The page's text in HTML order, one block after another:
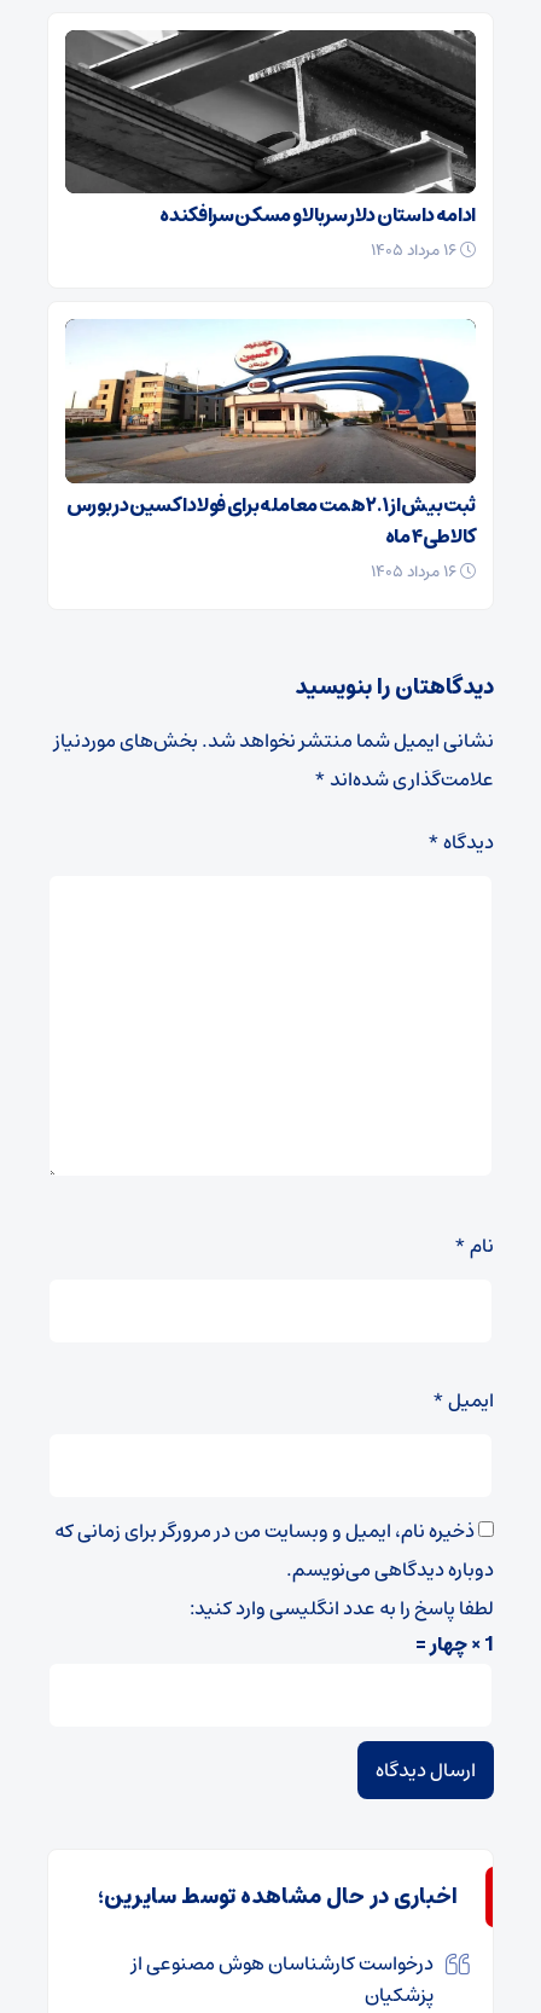
ادامه داستان دلار سربالا و مسکن سرافکنده
ثبت بیش از ۲.۱ همت معامله برای فولاد اکسین در بورس
کالا طی ۴ ماه
دیدگاهتان را بنویسید
نشانی ایمیل شما منتشر نخواهد شد.بخش‌های موردنیاز
علامت‌گذاری شده‌اند*
دیدگاه*
نام*
ایمیل*
ذخیره نام، ایمیل و وبسایت من در مرورگر برای زمانی که
دوباره دیدگاهی می‌نویسم.
لطفا پاسخ را به عدد انگلیسی وارد کنید:
1 × چهار =
اخباری در حال مشاهده توسط سایرین؛
درخواست کارشناسان هوش مصنوعی از
پزشکیان